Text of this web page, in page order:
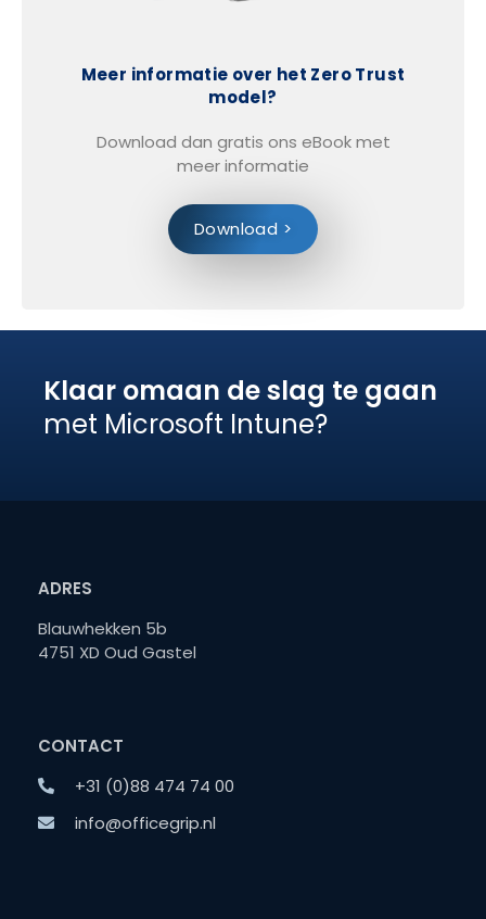
Meer informatie over het Zero Trust
model?
Download dan gratis ons eBook met
meer informatie
Download >
Klaar omaan de slag te gaan
met Microsoft Intune?
ADRES
Blauwhekken 5b
4751 XD Oud Gastel
CONTACT
+31 (0)88 474 74 00
info@officegrip.nl